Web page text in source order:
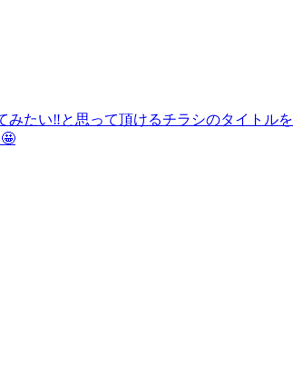
みたい‼️と思って頂けるチラシのタイトルを